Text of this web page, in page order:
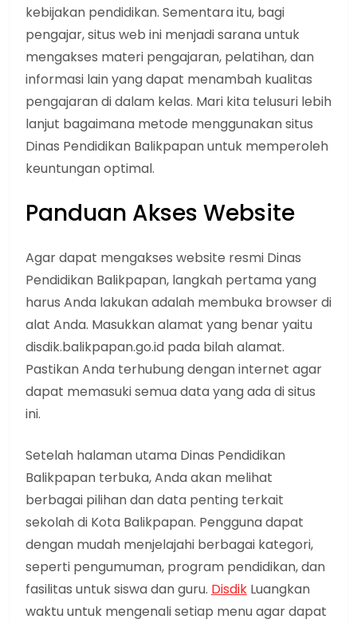
kebijakan pendidikan. Sementara itu, bagi
pengajar, situs web ini menjadi sarana untuk
mengakses materi pengajaran, pelatihan, dan
informasi lain yang dapat menambah kualitas
pengajaran di dalam kelas. Mari kita telusuri lebih
lanjut bagaimana metode menggunakan situs
Dinas Pendidikan Balikpapan untuk memperoleh
keuntungan optimal.
Panduan Akses Website
Agar dapat mengakses website resmi Dinas
Pendidikan Balikpapan, langkah pertama yang
harus Anda lakukan adalah membuka browser di
alat Anda. Masukkan alamat yang benar yaitu
disdik.balikpapan.go.id pada bilah alamat.
Pastikan Anda terhubung dengan internet agar
dapat memasuki semua data yang ada di situs
ini.
Setelah halaman utama Dinas Pendidikan
Balikpapan terbuka, Anda akan melihat
berbagai pilihan dan data penting terkait
sekolah di Kota Balikpapan. Pengguna dapat
dengan mudah menjelajahi berbagai kategori,
seperti pengumuman, program pendidikan, dan
fasilitas untuk siswa dan guru. Disdik Luangkan
waktu untuk mengenali setiap menu agar dapat